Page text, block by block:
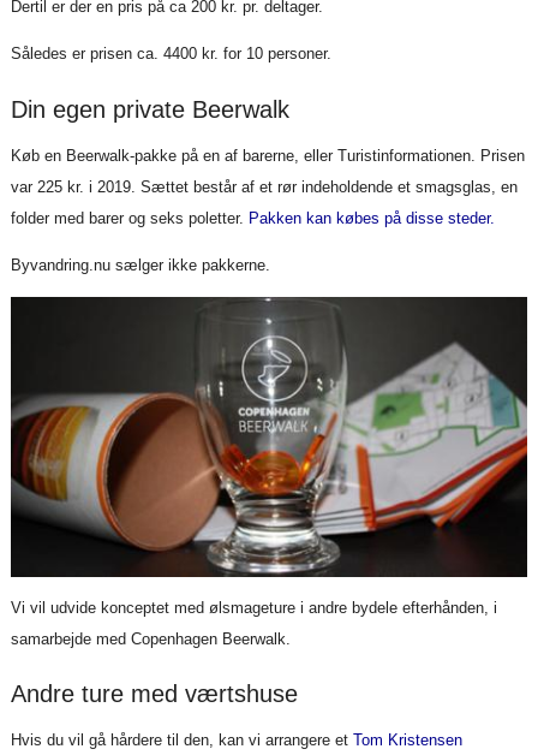
Dertil er der en pris på ca 200 kr. pr. deltager.
Således er prisen ca. 4400 kr. for 10 personer.
Din egen private Beerwalk
Køb en Beerwalk-pakke på en af barerne, eller Turistinformationen. Prisen
var 225 kr. i 2019. Sættet består af et rør indeholdende et smagsglas, en
folder med barer og seks poletter. Pakken kan købes på disse steder.
Byvandring.nu sælger ikke pakkerne.
Vi vil udvide konceptet med ølsmageture i andre bydele efterhånden, i
samarbejde med Copenhagen Beerwalk.
Andre ture med værtshuse
Hvis du vil gå hårdere til den, kan vi arrangere et Tom Kristensen